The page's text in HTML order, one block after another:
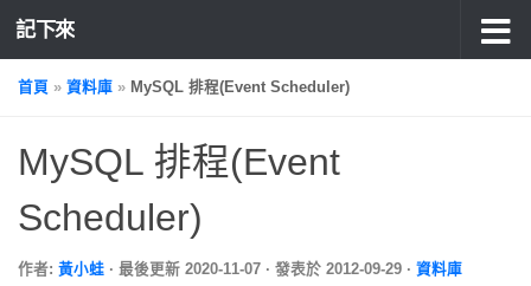
記下來
首頁 » 資料庫 » MySQL 排程(Event Scheduler)
MySQL 排程(Event
Scheduler)
作者: 黃小蛙 · 最後更新 2020-11-07 · 發表於 2012-09-29 · 資料庫